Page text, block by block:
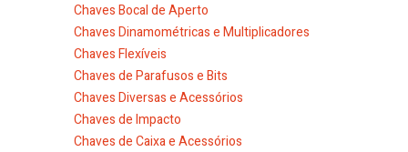
Chaves Bocal de Aperto
Chaves Dinamométricas e Multiplicadores
Chaves Flexíveis
Chaves de Parafusos e Bits
Chaves Diversas e Acessórios
Chaves de Impacto
Chaves de Caixa e Acessórios